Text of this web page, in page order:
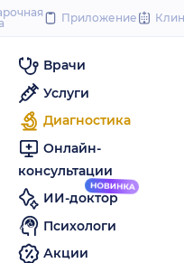
to
Приложение
Врачи
Услуги
Диагностика
Онлайн-
консультации
ИИ-доктор
Психологи
Акции